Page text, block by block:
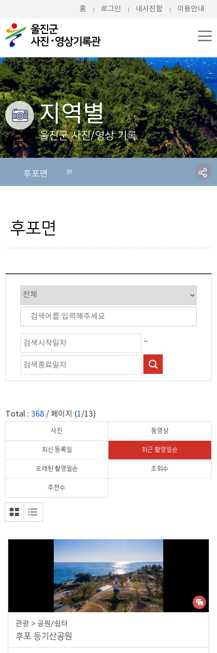
홈 로그인 내사진함 이용안내
지역별
울진군 사진/영상 기록
후포면
울진읍
금강송면
근남면
매화면
기성면
온정면
읍면별 옛사진
후포면
~
Total :368 / 페이지 (1/13)
사진 동영상
최신 등록일 최근 촬영일순
오래된 촬영일순 조회수
추천수
리형 형 보
관광 > 공원/쉼터
후포 등기산공원